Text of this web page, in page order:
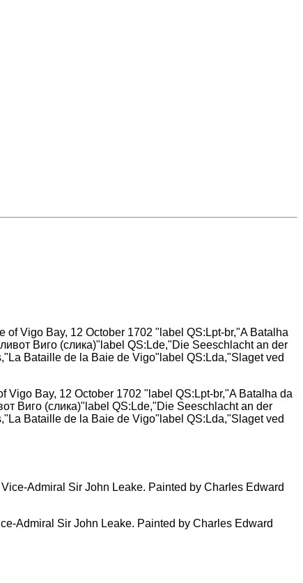
Bay, 12 October 1702 "label QS:Lpt-br,"A Batalha da
Виго (слика)"label QS:Lde,"Die Seeschlacht an der
Bataille de la Baie de Vigo"label QS:Lda,"Slaget ved
Admiral Sir John Leake. Painted by Charles Edward